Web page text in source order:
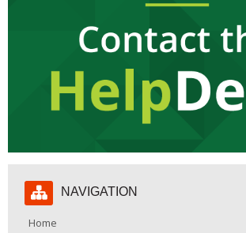
Navigation
NAVIGATION
Home